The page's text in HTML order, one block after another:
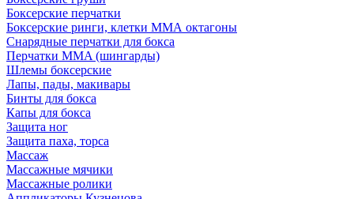
Боксерские перчатки
Боксерские ринги, клетки ММА октагоны
Снарядные перчатки для бокса
Перчатки MMA (шингарды)
Шлемы боксерские
Лапы, пады, макивары
Бинты для бокса
Капы для бокса
Защита ног
Защита паха, торса
Массаж
Массажные мячики
Массажные ролики